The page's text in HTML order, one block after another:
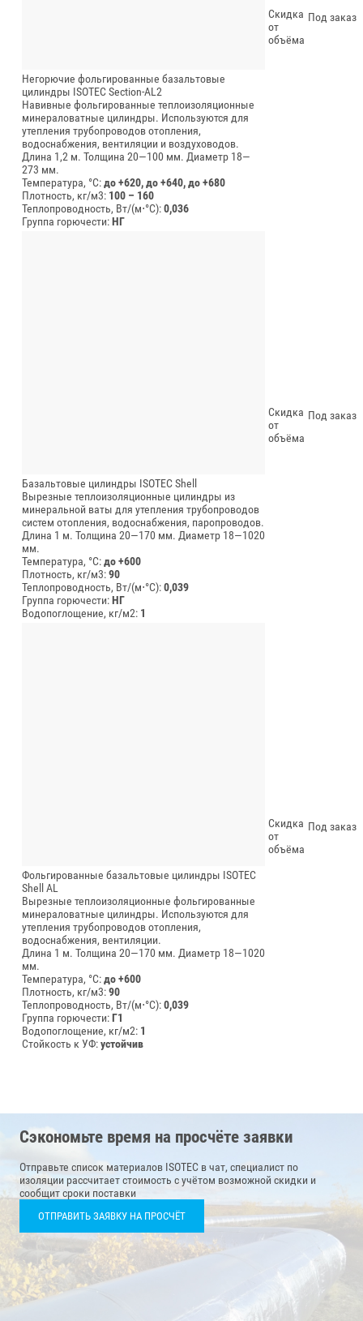
Негорючие фольгированные базальтовые
цилиндры ISOTEC Section-AL2
Навивные фольгированные теплоизоляционные
минераловатные цилиндры. Используются для
утепления трубопроводов отопления,
водоснабжения, вентиляции и воздуховодов.
Длина 1,2 м. Толщина 20—100 мм. Диаметр 18—
273 мм.
Температура, °C:до +620, до +640, до +680
Плотность, кг/м3: 100 – 160
Теплопроводность, Вт/(м⋅°С):0,036
Группа горючести:НГ
Скидка
от
объёма
Под заказ
Базальтовые цилиндры ISOTEC Shell
Вырезные теплоизоляционные цилиндры из
минеральной ваты для утепления трубопроводов
систем отопления, водоснабжения, паропроводов.
Длина 1 м. Толщина 20—170 мм. Диаметр 18—1020
мм.
Температура, °C:до +600
Плотность, кг/м3:90
Теплопроводность, Вт/(м⋅°С):0,039
Группа горючести:НГ
Водопоглощение, кг/м2: 1
Скидка
от
объёма
Под заказ
Фольгированные базальтовые цилиндры ISOTEC
Shell AL
Вырезные теплоизоляционные фольгированные
минераловатные цилиндры. Используются для
утепления трубопроводов отопления,
водоснабжения, вентиляции.
Длина 1 м. Толщина 20—170 мм. Диаметр 18—1020
мм.
Температура, °C:до +600
Плотность, кг/м3:90
Теплопроводность, Вт/(м⋅°С):0,039
Группа горючести:Г1
Водопоглощение, кг/м2: 1
Стойкость к УФ:устойчив
Скидка
от
объёма
Под заказ
Сэкономьте время на просчёте заявки
Отправьте список материалов ISOTEC в чат, специалист по
изоляции рассчитает стоимость с учётом возможной скидки и
сообщит сроки поставки
ОТПРАВИТЬ ЗАЯВКУ НА ПРОСЧЁТ